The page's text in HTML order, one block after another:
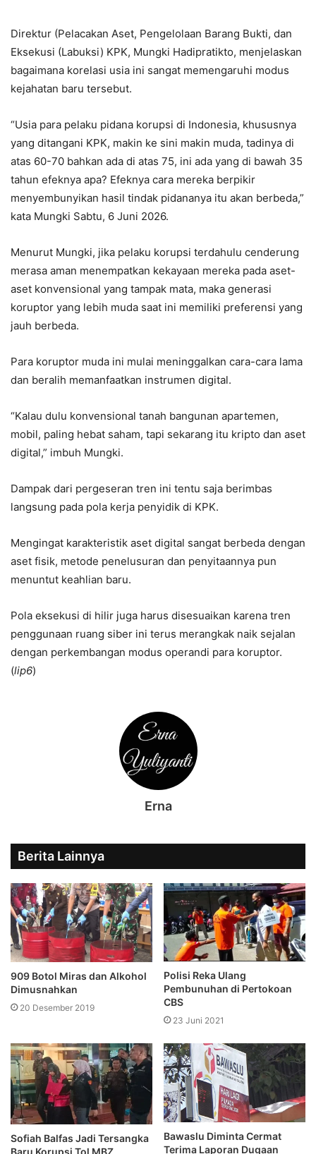
Direktur (Pelacakan Aset, Pengelolaan Barang Bukti, dan
Eksekusi (Labuksi) KPK, Mungki Hadipratikto, menjelaskan
bagaimana korelasi usia ini sangat memengaruhi modus
kejahatan baru tersebut.
“Usia para pelaku pidana korupsi di Indonesia, khususnya
yang ditangani KPK, makin ke sini makin muda, tadinya di
atas 60-70 bahkan ada di atas 75, ini ada yang di bawah 35
tahun efeknya apa? Efeknya cara mereka berpikir
menyembunyikan hasil tindak pidananya itu akan berbeda,”
kata Mungki Sabtu, 6 Juni 2026.
Menurut Mungki, jika pelaku korupsi terdahulu cenderung
merasa aman menempatkan kekayaan mereka pada aset-
aset konvensional yang tampak mata, maka generasi
koruptor yang lebih muda saat ini memiliki preferensi yang
jauh berbeda.
Para koruptor muda ini mulai meninggalkan cara-cara lama
dan beralih memanfaatkan instrumen digital.
“Kalau dulu konvensional tanah bangunan apartemen,
mobil, paling hebat saham, tapi sekarang itu kripto dan aset
digital,” imbuh Mungki.
Dampak dari pergeseran tren ini tentu saja berimbas
langsung pada pola kerja penyidik di KPK.
Mengingat karakteristik aset digital sangat berbeda dengan
aset fisik, metode penelusuran dan penyitaannya pun
menuntut keahlian baru.
Pola eksekusi di hilir juga harus disesuaikan karena tren
penggunaan ruang siber ini terus merangkak naik sejalan
dengan perkembangan modus operandi para koruptor.
(lip6)
Erna
Berita Lainnya
909 Botol Miras dan Alkohol
Dimusnahkan
20 Desember 2019
Polisi Reka Ulang
Pembunuhan di Pertokoan
CBS
23 Juni 2021
Sofiah Balfas Jadi Tersangka
Baru Korupsi Tol MBZ
Bawaslu Diminta Cermat
Terima Laporan Dugaan